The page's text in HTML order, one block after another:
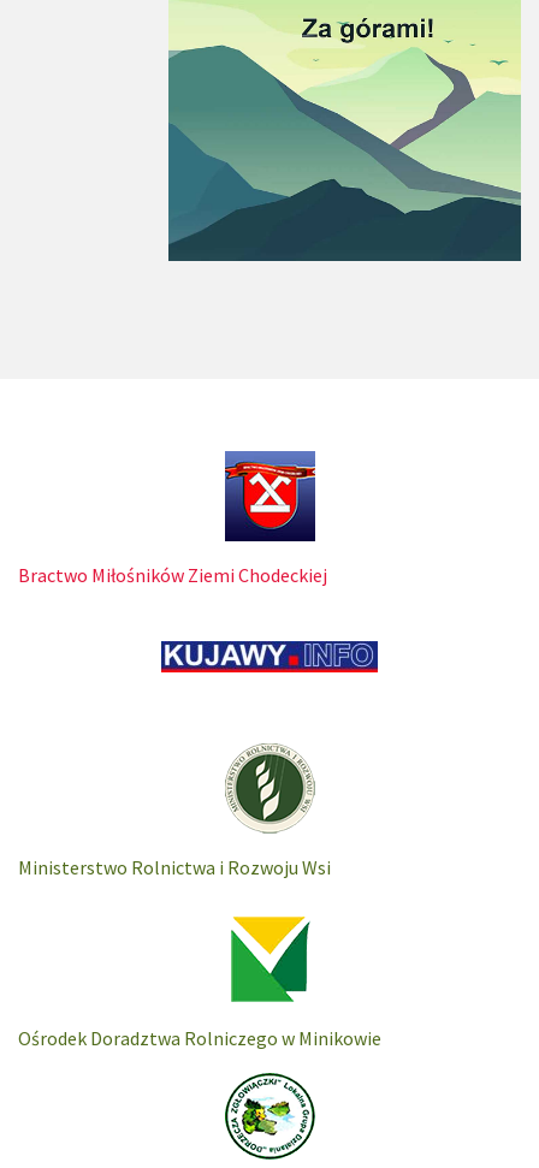
Bractwo Miłośników Ziemi Chodeckiej
Ministerstwo Rolnictwa i Rozwoju Wsi
Ośrodek Doradztwa Rolniczego w Minikowie